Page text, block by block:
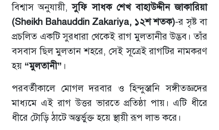
বিশ্বাস অনুযায়ী,সুফি সাধক শেখ বাহাউদ্দীন জাকারিয়া
(Sheikh Bahauddin Zakariya, ১২শ শতক)-র সৃষ্ট বা
প্রচলিত একটি সুরধারা থেকেই রাগ মুলতানীর উদ্ভব। তাঁর
বসবাস ছিল মুলতান শহরে, সেই সূত্রেই রাগটির নামকরণ
হয় “মুলতানী” ।
পরবর্তীকালে মোগল দরবার ও হিন্দুস্তানি সঙ্গীতজ্ঞদের
মাধ্যমে এই রাগ উত্তর ভারতে প্রতিষ্ঠা পায়। এটি ধীরে
ধীরে টোড়ি ঠাটে অন্তর্ভুক্ত হয়ে স্থায়ী রূপ লাভ করে।